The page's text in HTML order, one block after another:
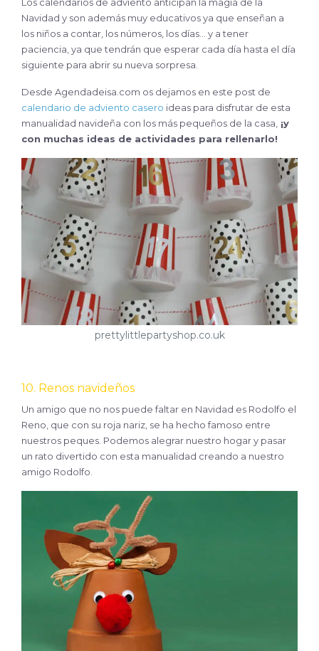
Los calendarios de adviento anticipan la magia de la
Navidad y son además muy educativos ya que enseñan a
los niños a contar, los números, los días… y a tener
paciencia, ya que tendrán que esperar cada día hasta el día
siguiente para abrir su nueva sorpresa.
Desde Agendadeisa.com os dejamos en este post de
calendario de adviento casero ideas para disfrutar de esta
manualidad navideña con los más pequeños de la casa, ¡y
con muchas ideas de actividades para rellenarlo!
prettylittlepartyshop.co.uk
10. Renos navideños
Un amigo que no nos puede faltar en Navidad es Rodolfo el
Reno, que con su roja nariz, se ha hecho famoso entre
nuestros peques. Podemos alegrar nuestro hogar y pasar
un rato divertido con esta manualidad creando a nuestro
amigo Rodolfo.